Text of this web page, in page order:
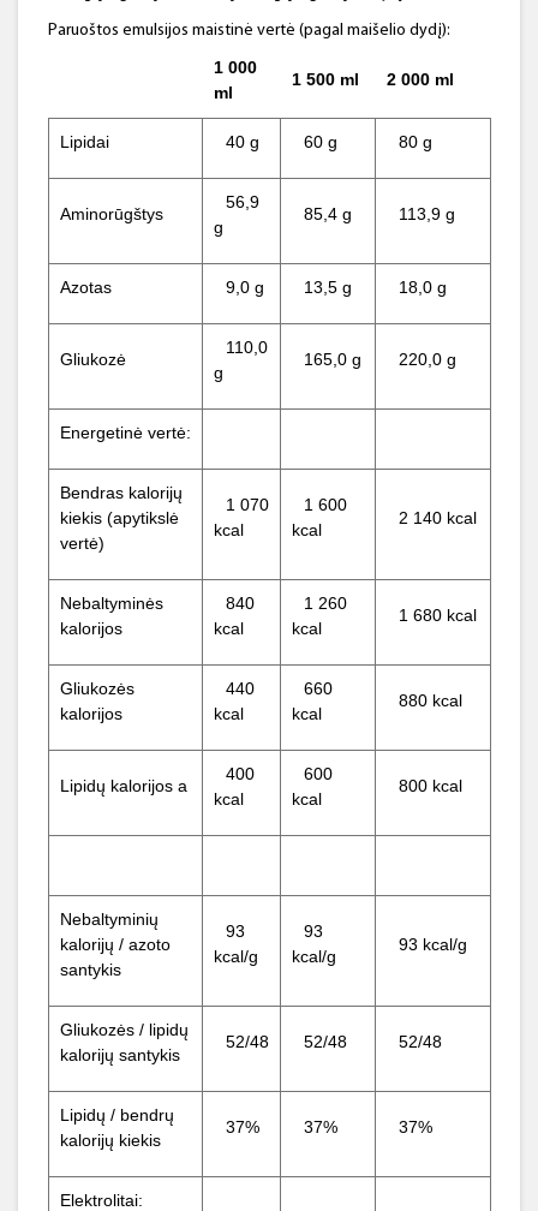
Paruoštos emulsijos maistinė vertė (pagal maišelio dydį):
1 000
ml
1 500 ml 2 000 ml
Lipidai 40 g 60 g 80 g
Aminorūgštys
56,9
g
85,4 g 113,9 g
Azotas 9,0 g 13,5 g 18,0 g
Gliukozė
110,0
g
165,0 g 220,0 g
Energetinė vertė:
Bendras kalorijų
kiekis (apytikslė
vertė)
1 070
kcal
1 600
kcal
2 140 kcal
Nebaltyminės
kalorijos
840
kcal
1 260
kcal
1 680 kcal
Gliukozės
kalorijos
440
kcal
660
kcal
880 kcal
Lipidų kalorijos a
400
kcal
600
kcal
800 kcal
Nebaltyminių
kalorijų / azoto
santykis
93
kcal/g
93
kcal/g
93 kcal/g
Gliukozės / lipidų
kalorijų santykis
52/48 52/48 52/48
Lipidų / bendrų
kalorijų kiekis
37% 37% 37%
Elektrolitai: